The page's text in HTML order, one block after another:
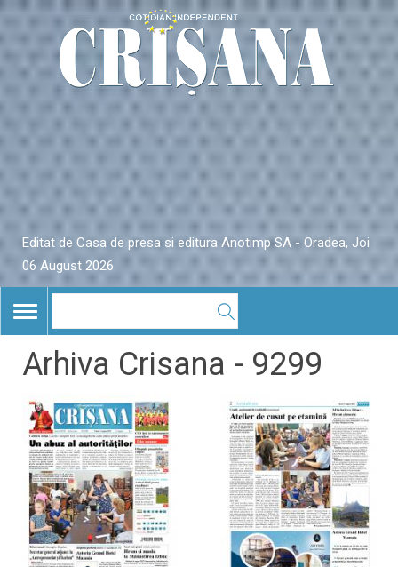
Editat de Casa de presa si editura Anotimp SA - Oradea, Joi
06 August 2026
TOGGLE
NAVIGATION
Arhiva Crisana - 9299